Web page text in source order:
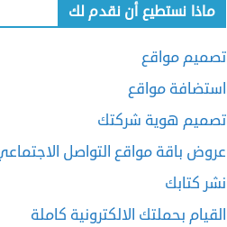
ماذا نستطيع أن نقدم لك
تصميم مواقع
استضافة مواقع
تصميم هوية شركتك
عروض باقة مواقع التواصل
نشر كتابك
القيام بحملتك الالكترونية كاملة